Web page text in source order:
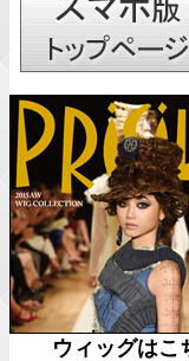
ウィッグはこ